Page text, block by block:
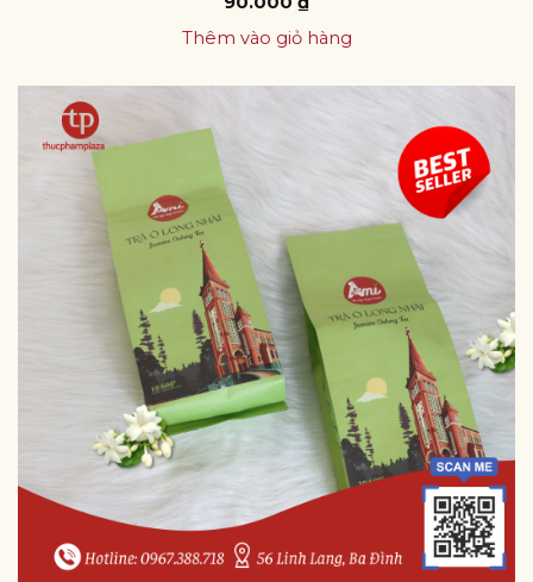
Thêm vào giỏ hàng